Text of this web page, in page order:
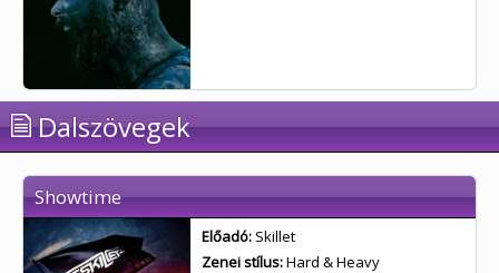
Dalszövegek
Showtime
Előadó: Skillet
Zenei stílus:Hard & Heavy